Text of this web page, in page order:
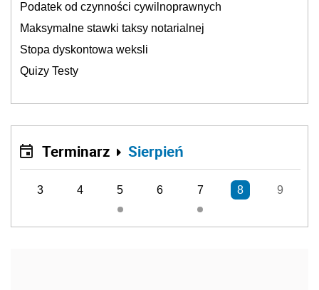
Podatek od czynności cywilnoprawnych
Maksymalne stawki taksy notarialnej
Stopa dyskontowa weksli
Quizy Testy
Terminarz Sierpień
3 4 5 6 7 8 9